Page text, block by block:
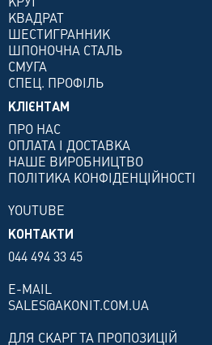
КВАДРАТ
ШЕСТИГРАННИК
ШПОНОЧНА СТАЛЬ
СМУГА
СПЕЦ. ПРОФІЛЬ
КЛІЄНТАМ
ПРО НАС
ОПЛАТА І ДОСТАВКА
НАШЕ ВИРОБНИЦТВО
ПОЛІТИКА КОНФІДЕНЦІЙНОСТІ
YOUTUBE
КОНТАКТИ
044 494 33 45
E-MAIL
SALES@AKONIT.COM.UA
ДЛЯ СКАРГ ТА ПРОПОЗИЦІЙ